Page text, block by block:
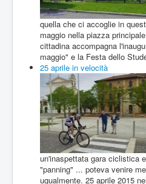
quella che ci accoglie in
maggio nella piazza
cittadina accompagna
maggio" e la Festa dello
25 aprile in velocità
un'inaspettata gara ciclistica
"panning" ... poteva venire
ugualmente. 25 aprile 2015